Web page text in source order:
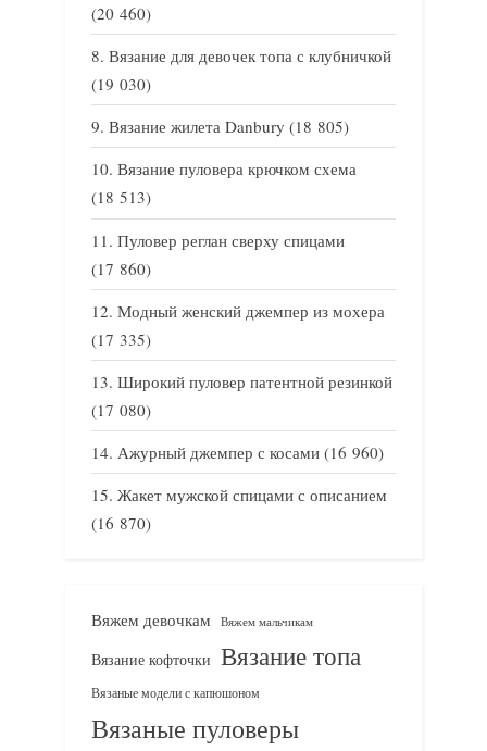
(20 460)
Вязание для девочек топа с клубничкой
(19 030)
Вязание жилета Danbury (18 805)
Вязание пуловера крючком схема
(18 513)
Пуловер реглан сверху спицами
(17 860)
Модный женский джемпер из мохера
(17 335)
Широкий пуловер патентной резинкой
(17 080)
Ажурный джемпер с косами (16 960)
Жакет мужской спицами с описанием
(16 870)
Вяжем девочкам Вяжем мальчикам
Вязание кофточки Вязание топа
Вязаные модели с капюшоном
Вязаные пуловеры